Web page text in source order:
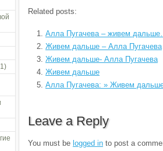
Related posts:
Алла Пугачева – живем
Живем дальше – Алла Пугачева
Живем дальше- Алла Пугачева
Живем дальше
Алла Пугачева: » Живем
Leave a Reply
You must be logged in to post a